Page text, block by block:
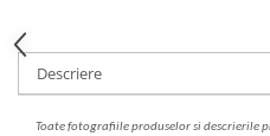
Descriere
Toate fotografiile produselorsidescrierile